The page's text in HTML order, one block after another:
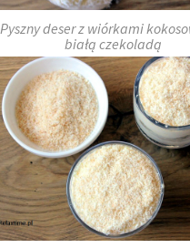
Pyszny deser z wiórkami
białą czekoladą